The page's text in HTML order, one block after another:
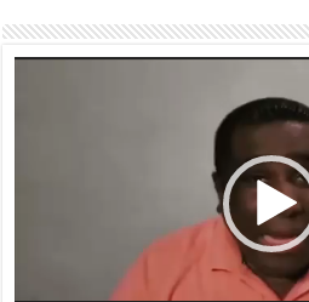
Reproductor